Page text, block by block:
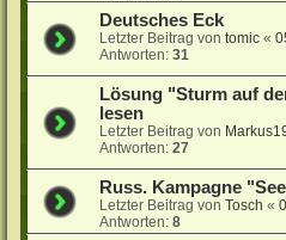
Deutsches Eck
Letzter Beitrag vontomic «
Antworten:31
Lösung "Sturm auf
lesen
Letzter Beitrag von
Antworten:27
Russ. Kampagne
Letzter Beitrag vonTosch «
Antworten:8